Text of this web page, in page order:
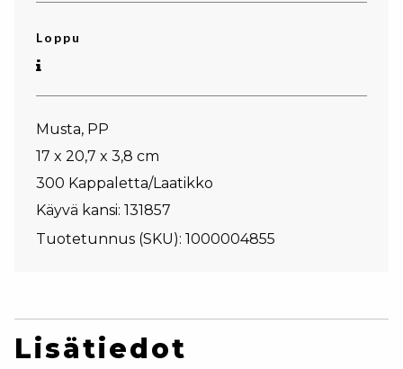
Loppu
Musta, PP
17 x 20,7 x 3,8 cm
300 Kappaletta/Laatikko
Käyvä kansi: 131857
Tuotetunnus (SKU): 1000004855
Lisätiedot